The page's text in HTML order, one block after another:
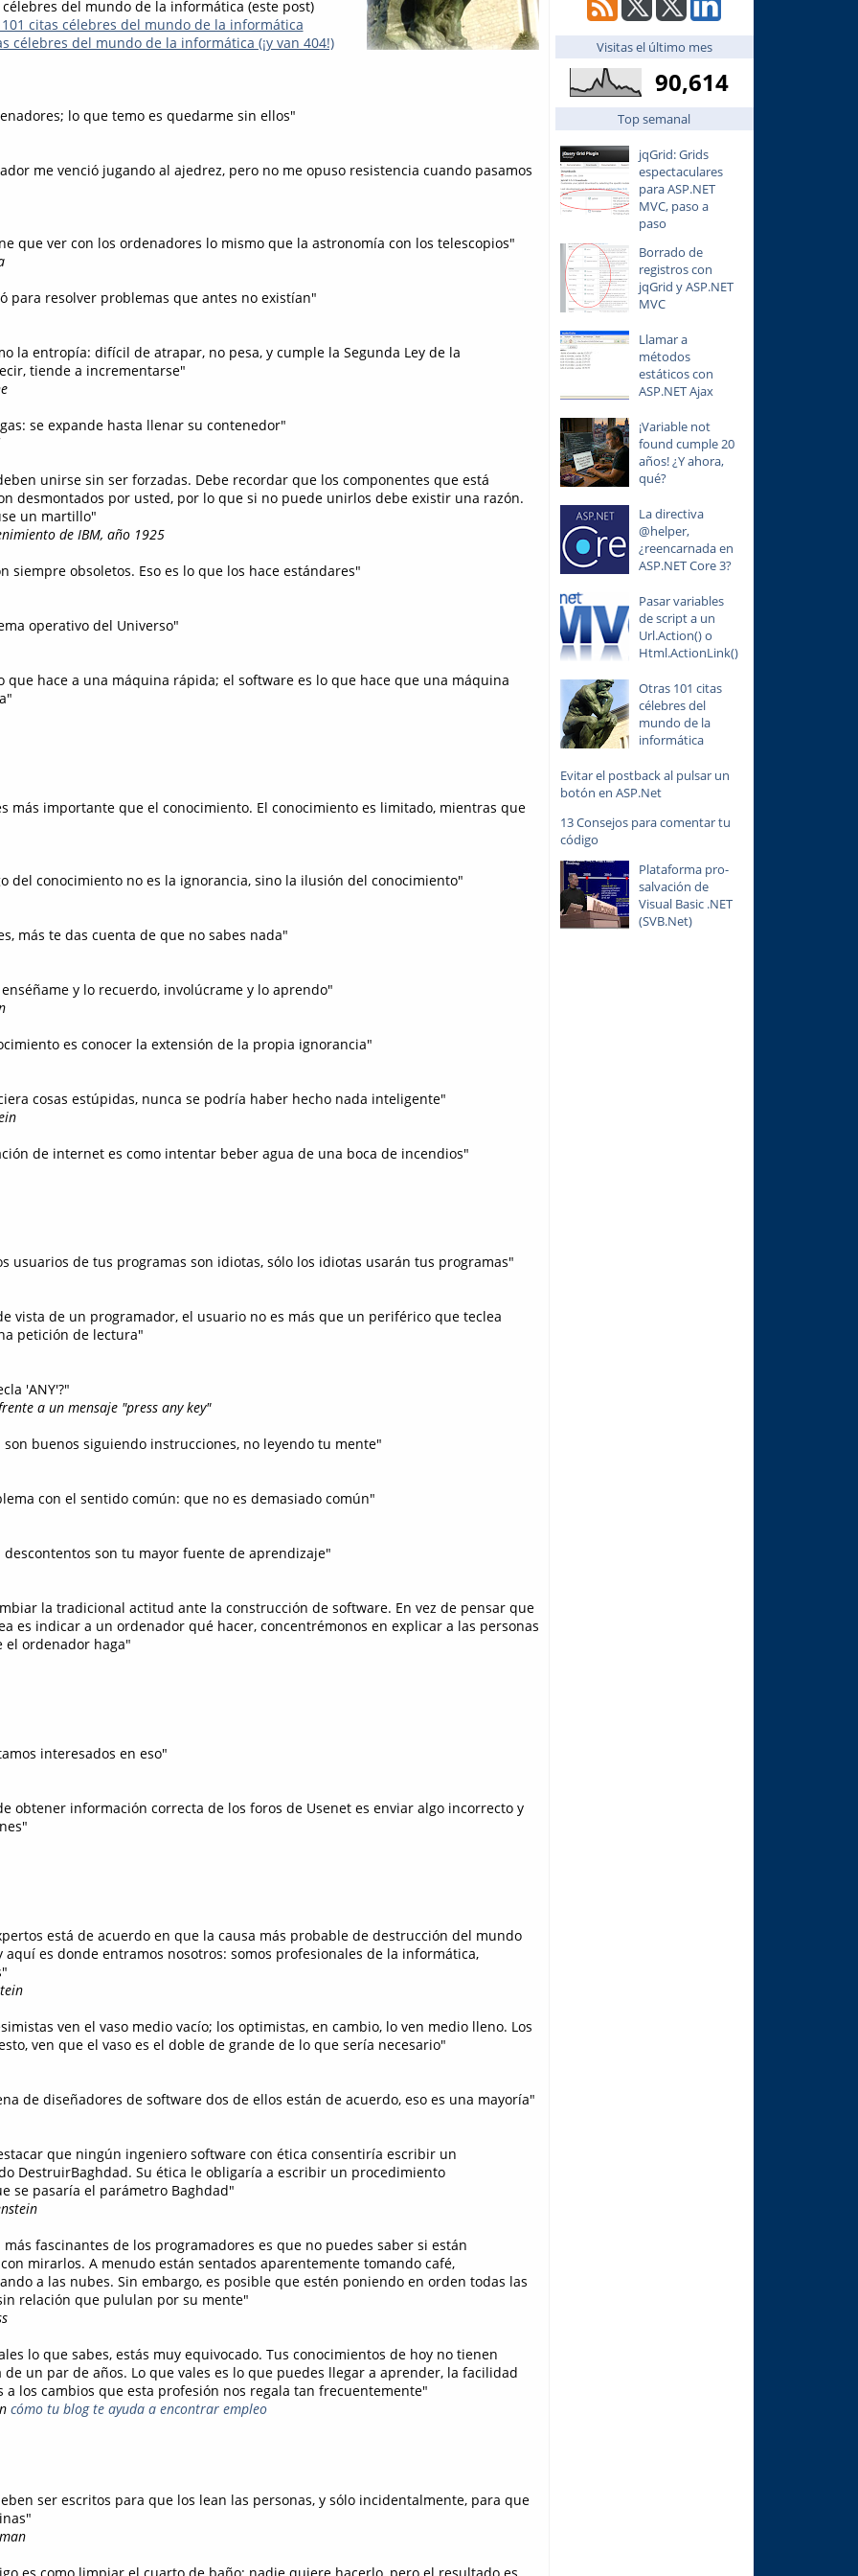
del mundo de la informática (este post)
citas célebres del mundo de la informática
célebres del mundo de la informática (¡y van 404!)
lo que temo es quedarme sin ellos"
me venció jugando al ajedrez, pero no me opuso resistencia cuando pasamos
que ver con los ordenadores lo mismo que la astronomía con los telescopios"
para resolver problemas que antes no existían"
la entropía: difícil de atrapar, no pesa, y cumple la Segunda Ley de la
tiende a incrementarse"
se expande hasta llenar su contenedor"
unirse sin ser forzadas. Debe recordar que los componentes que está
desmontados por usted, por lo que si no puede unirlos debe existir una razón.
un martillo"
de IBM, año 1925
siempre obsoletos. Eso es lo que los hace estándares"
operativo del Universo"
que hace a una máquina rápida; el software es lo que hace que una máquina
más importante que el conocimiento. El conocimiento es limitado, mientras que
del conocimiento no es la ignorancia, sino la ilusión del conocimiento"
más te das cuenta de que no sabes nada"
y lo recuerdo, involúcrame y lo aprendo"
es conocer la extensión de la propia ignorancia"
cosas estúpidas, nunca se podría haber hecho nada inteligente"
de internet es como intentar beber agua de una boca de incendios"
usuarios de tus programas son idiotas, sólo los idiotas usarán tus programas"
vista de un programador, el usuario no es más que un periférico que teclea
petición de lectura"
'ANY'?"
a un mensaje "press any key"
son buenos siguiendo instrucciones, no leyendo tu mente"
con el sentido común: que no es demasiado común"
descontentos son tu mayor fuente de aprendizaje"
la tradicional actitud ante la construcción de software. En vez de pensar que
es indicar a un ordenador qué hacer, concentrémonos en explicar a las personas
el ordenador haga"
interesados en eso"
obtener información correcta de los foros de Usenet es enviar algo incorrecto y
está de acuerdo en que la causa más probable de destrucción del mundo
aquí es donde entramos nosotros: somos profesionales de la informática,
ven el vaso medio vacío; los optimistas, en cambio, lo ven medio lleno. Los
ven que el vaso es el doble de grande de lo que sería necesario"
de diseñadores de software dos de ellos están de acuerdo, eso es una mayoría"
que ningún ingeniero software con ética consentiría escribir un
DestruirBaghdad. Su ética le obligaría a escribir un procedimiento
se pasaría el parámetro Baghdad"
más fascinantes de los programadores es que no puedes saber si están
mirarlos. A menudo están sentados aparentemente tomando café,
a las nubes. Sin embargo, es posible que estén poniendo en orden todas las
relación que pululan por su mente"
lo que sabes, estás muy equivocado. Tus conocimientos de hoy no tienen
un par de años. Lo que vales es lo que puedes llegar a aprender, la facilidad
a los cambios que esta profesión nos regala tan frecuentemente"
cómo tu blog te ayuda a encontrar empleo
ser escritos para que los lean las personas, y sólo incidentalmente, para que
es como limpiar el cuarto de baño; nadie quiere hacerlo, pero el resultado es
Visitas el último mes
90,614
Top semanal
jqGrid: Grids
espectaculares
para ASP.NET
MVC, paso a
paso
Borrado de
registros con
jqGrid y ASP.NET
MVC
Llamar a
métodos
estáticos con
ASP.NET Ajax
¡Variable not
found cumple 20
años! ¿Y ahora,
qué?
La directiva
@helper,
¿reencarnada en
ASP.NET Core 3?
Pasar variables
de script a un
Url.Action() o
Html.ActionLink()
Otras 101 citas
célebres del
mundo de la
informática
Evitar el postback al pulsar un
botón en ASP.Net
13 Consejos para comentar tu
código
Plataforma pro-
salvación de
Visual Basic .NET
(SVB.Net)